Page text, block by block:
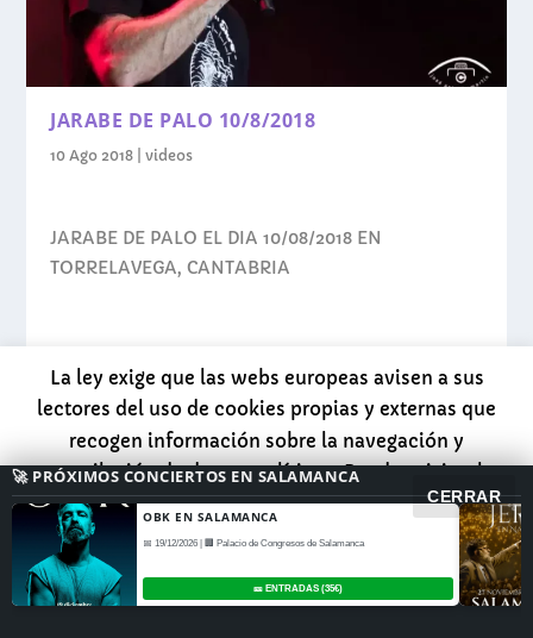
JARABE DE PALO 10/8/2018
10 Ago 2018 |videos
JARABE DE PALO EL DIA 10/08/2018 EN
TORRELAVEGA, CANTABRIA
LEER MÁS
Diseñado por Elegant Themes | Desarrollado por
La ley exige que las webs europeas avisen a sus
lectores del uso de cookies propias y externas que
recogen información sobre la navegación y
recopilación de datos analíticos. Puedes visitar la
página de INFORMACION para tener más datos sobre
esto o darle directamente al botón ACEPTAR para
seguir leyendo la web con normalidad.
Accept
Read More
🚀 PRÓXIMOS CONCIERTOS EN SALAMANCA
CERRAR
OBK EN SALAMANCA
📅 19/12/2026 | 🏢 Palacio de Congresos de Salamanca
🎫 ENTRADAS (35€)